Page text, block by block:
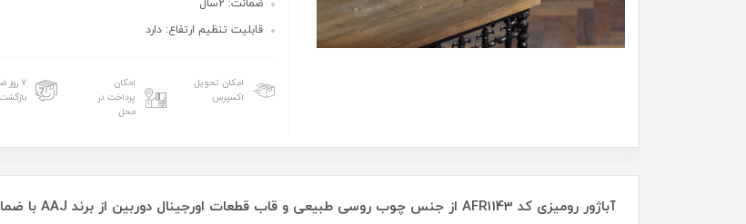
ضمانت: 2سال
قابلیت تنظیم ارتفاع: دارد
امکان تحویل
اکسپرس
امکان
پرداخت در
محل
۷ روز
بازگشت